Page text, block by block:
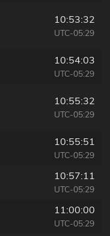
10:53:32
UTC-05:29
10:54:03
UTC-05:29
10:55:32
UTC-05:29
10:55:51
UTC-05:29
10:57:11
UTC-05:29
11:00:00
UTC-05:29